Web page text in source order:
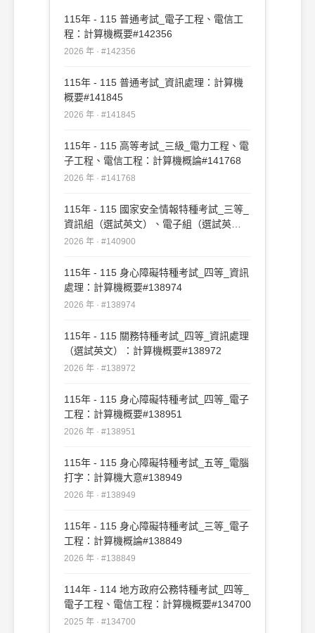
115年 - 115 普通考試_電子工程、電信工
程：計算機概要#142356
2026 年 · #142356
115年 - 115 普通考試_資訊處理：計算機
概要#141845
2026 年 · #141845
115年 - 115 高等考試_三級_電力工程、電
子工程、電信工程：計算機概論#141768
2026 年 · #141768
115年 - 115 國家安全情報特種考試_三等_
資訊組（選試英文）、電子組（選試英
文）：計算機概論#140900
2026 年 · #140900
115年 - 115 身心障礙特種考試_四等_資訊
處理：計算機概要#138974
2026 年 · #138974
115年 - 115 關務特種考試_四等_資訊處理
（選試英文）：計算機概要#138972
2026 年 · #138972
115年 - 115 身心障礙特種考試_四等_電子
工程：計算機概要#138951
2026 年 · #138951
115年 - 115 身心障礙特種考試_五等_電腦
打字：計算機大意#138949
2026 年 · #138949
115年 - 115 身心障礙特種考試_三等_電子
工程：計算機概論#138849
2026 年 · #138849
114年 - 114 地方政府公務特種考試_四等_
電子工程、電信工程：計算機概要#134700
2025 年 · #134700